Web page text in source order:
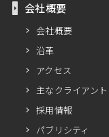
会社概要
会社概要
沿革
アクセス
主なクライアント
採用情報
パブリシティ